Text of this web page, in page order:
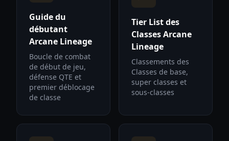
Guide du
débutant
Arcane Lineage
Boucle de combat
de début de jeu,
défense QTE et
premier déblocage
de classe
Tier List des
Classes Arcane
Lineage
Classements des
Classes de base,
super classes et
sous-classes